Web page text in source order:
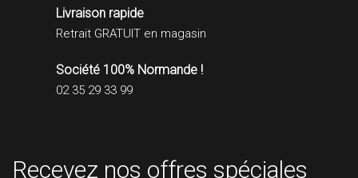
Livraison rapide
Retrait GRATUIT en magasin
Société 100% Normande !
02 35 29 33 99
Recevez nos offres spéciales